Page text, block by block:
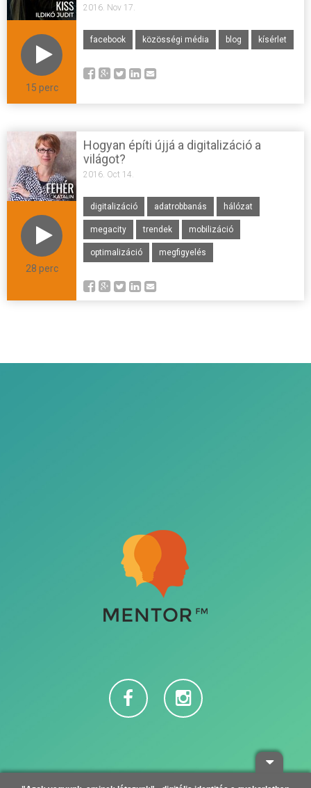
15 perc
2016. Nov 17.
facebook közösségi média blog kísérlet
28 perc
Hogyan építi újjá a digitalizáció a
világot?
2016. Oct 14.
digitalizáció adatrobbanás hálózat
megacity trendek mobilizáció
optimalizáció megfigyelés
Adatvédelem